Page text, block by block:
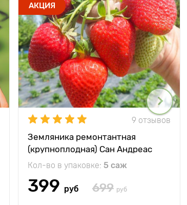
АКЦИЯ
9 отзывов
Земляника ремонтантная
(крупноплодная) Сан Андреас
Кол-во в упаковке: 5 саж
399 руб 699 руб